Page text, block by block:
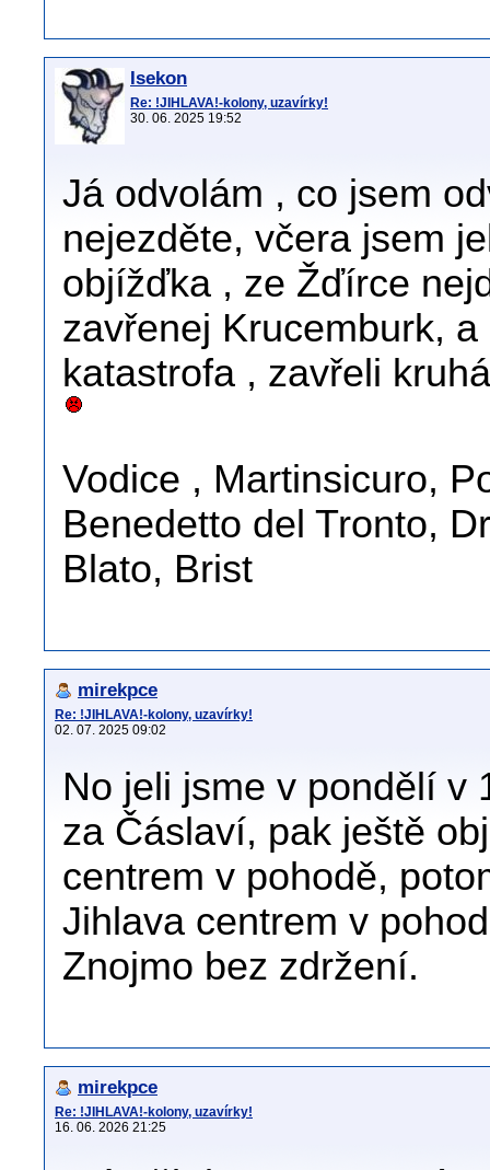
Isekon
Re: !JIHLAVA!-kolony, uzavírky!
30. 06. 2025 19:52
Já odvolám , co jsem
nejezděte, včera jsem
objížďka , ze Žďírce
zavřenej Krucemburk,
katastrofa , zavřeli
Vodice , Martinsicuro,
Benedetto del Tronto,
Blato, Brist
mirekpce
Re: !JIHLAVA!-kolony, uzavírky!
02. 07. 2025 09:02
No jeli jsme v pondělí v
za Čáslaví, pak ještě
centrem v pohodě,
Jihlava centrem v
Znojmo bez zdržení.
mirekpce
Re: !JIHLAVA!-kolony, uzavírky!
16. 06. 2026 21:25